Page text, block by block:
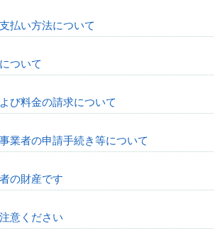
払い方法について
ついて
び料金の請求について
業者の申請手続き等について
の財産です
意ください